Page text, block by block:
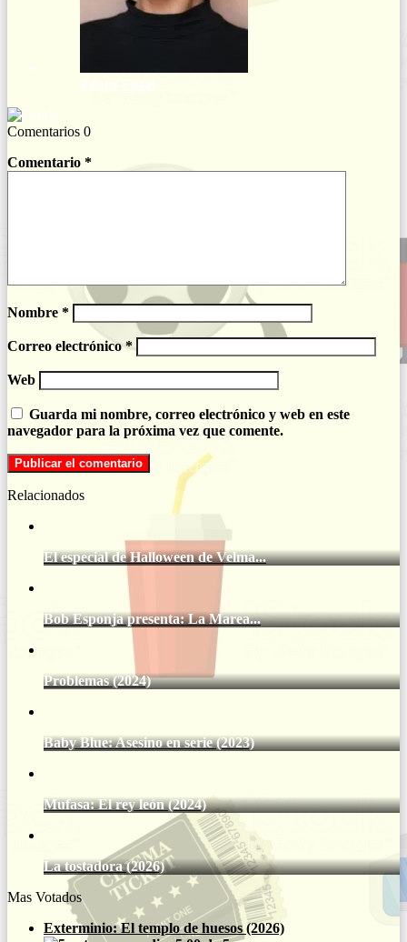
Zehra Fazal
Comentarios 0
Comentario *
Nombre *
Correo electrónico*
Web
Guarda mi nombre, correo electrónico y web en este
navegador para la próxima vez que comente.
Relacionados
El especial de Halloween de Velma...
Bob Esponja presenta: La Marea...
Problemas (2024)
Baby Blue: Asesino en serie (2023)
Mufasa: El rey león (2024)
La tostadora (2026)
Mas Votados
Exterminio: El templo de huesos (2026)